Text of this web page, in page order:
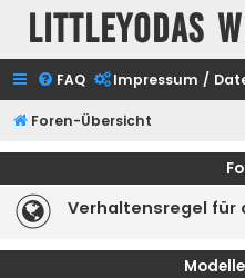
Littleyodas
FAQ Impressum /
Foren-Übersicht
Verhaltensregel für